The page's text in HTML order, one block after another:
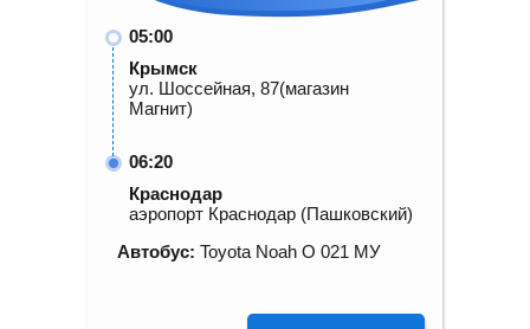
05:00
Крымск
ул. Шоссейная, 87(магазин
Магнит)
06:20
Краснодар
аэропорт Краснодар (Пашковский)
Автобус: Toyota Noah О 021 МУ